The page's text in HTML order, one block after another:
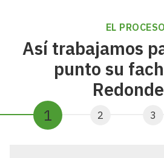
EL PROCESO
Así trabajamos
punto su
1 2 3